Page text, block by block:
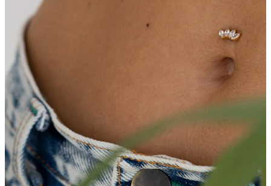
Conch